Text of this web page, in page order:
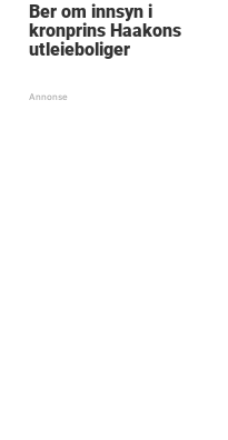
Ber om innsyn i
kronprins Haakons
utleieboliger